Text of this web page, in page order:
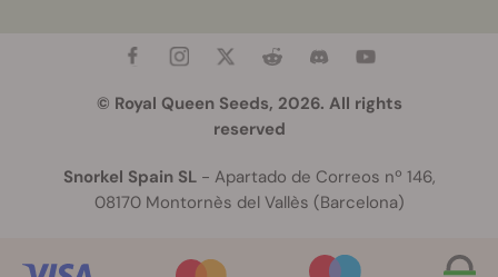
© Royal Queen Seeds, 2026. All rights
reserved
Snorkel Spain SL- Apartado de Correos nº 146,
08170 Montornès del Vallès (Barcelona)